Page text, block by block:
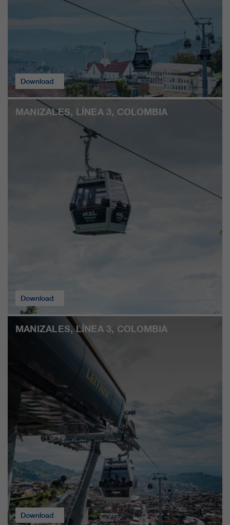
Download
MANIZALES, LÍNEA 3, COLOMBIA
Download
MANIZALES, LÍNEA 3, COLOMBIA
Download